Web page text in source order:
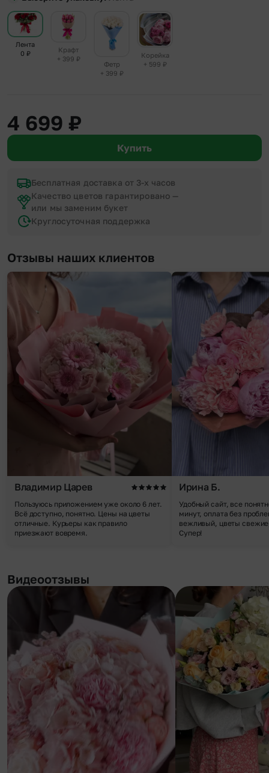
Лента
0 ₽
Крафт
+ 399 ₽
Фетр
+ 399 ₽
Корейка
+ 599 ₽
4 699 ₽
Купить
Бесплатная доставка от 3-х часов
Качество цветов гарантировано —
или мы заменим букет
Круглосуточная поддержка
Отзывы наших клиентов
Владимир Царев
Пользуюсь приложением уже около 6 лет.
Всё доступно, понятно. Цены на цветы
отличные. Курьеры как правило
приезжают вовремя.
Ирина Б.
Удобный сайт, все
минут, оплата без
вежливый, цветы
Супер!
Видеоотзывы